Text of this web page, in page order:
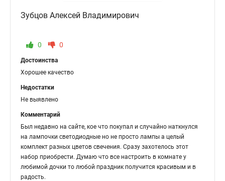
Зубцов Алексей Владимирович
0 0
Достоинства
Хорошее качество
Недостатки
Не выявлено
Комментарий
Был недавно на сайте, кое что покупал и случайно наткнулся
на лампочки светодиодные но не просто лампы а целый
комплект разных цветов свечения. Сразу захотелось этот
набор приобрести. Думаю что все настроить в комнате у
любимой дочки то любой праздник получится красивым и в
радость.